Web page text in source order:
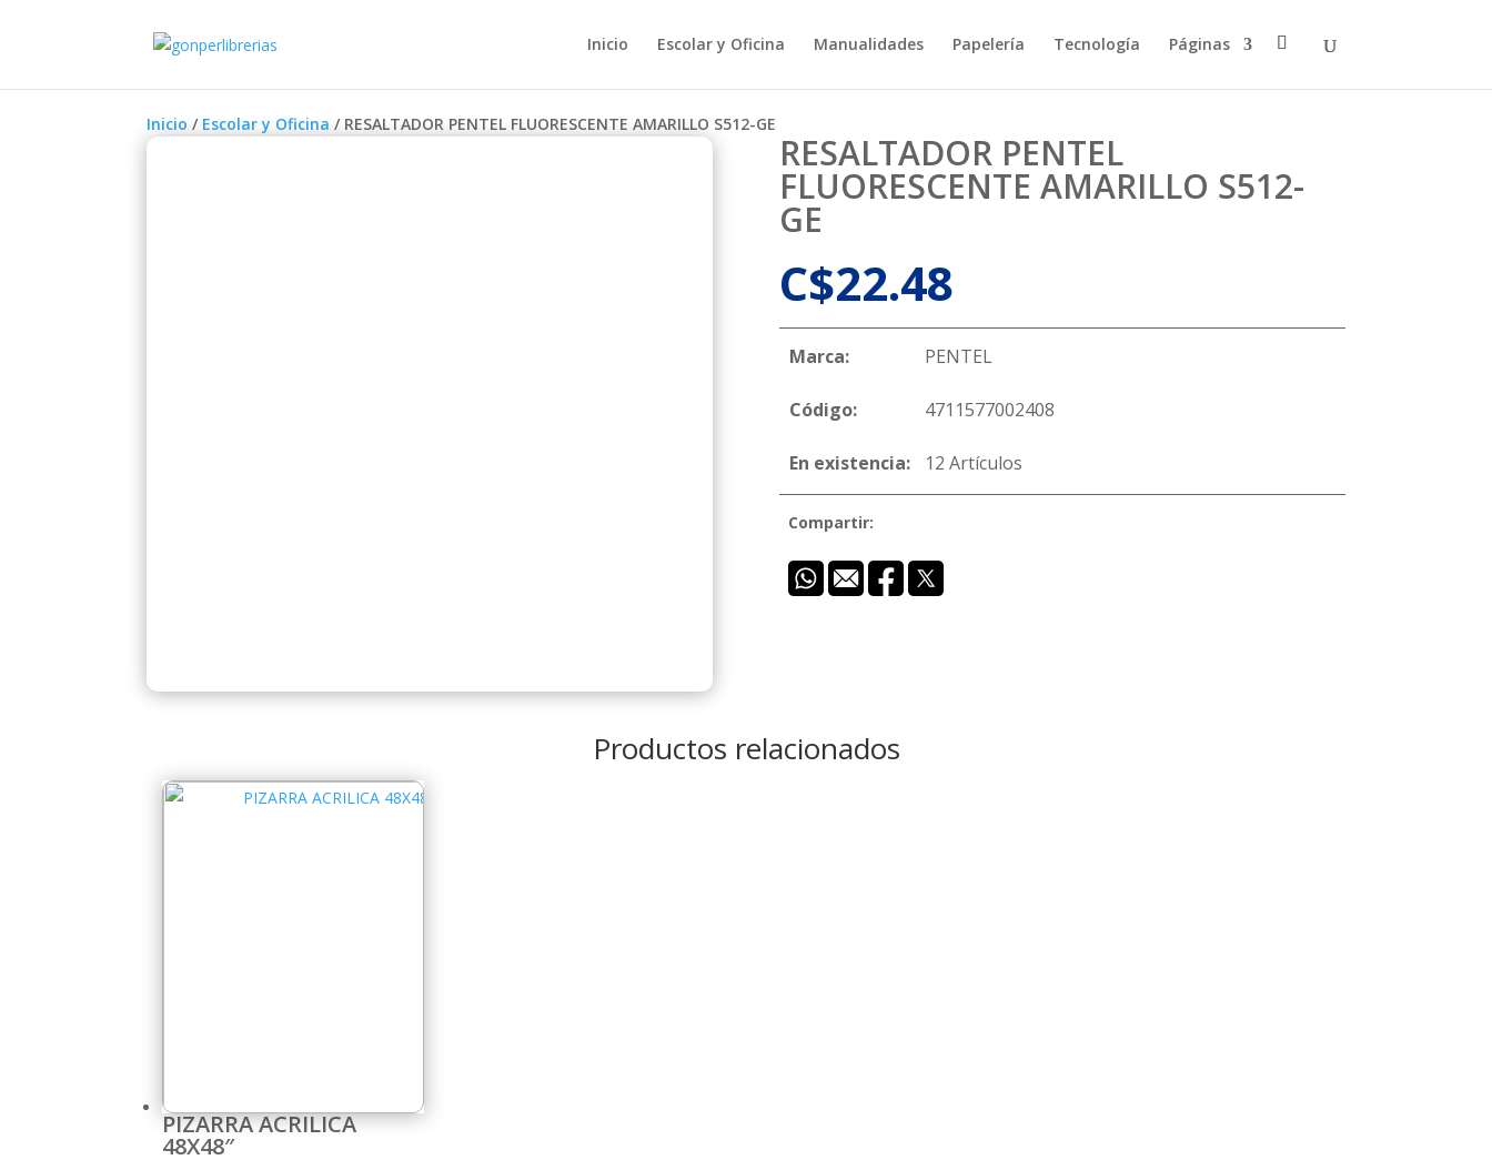
Inicio Escolar y Oficina Manualidades Papelería Tecnología Páginas
Inicio / Escolar y Oficina / RESALTADOR PENTEL FLUORESCENTE AMARILLO S512-GE
RESALTADOR PENTEL
FLUORESCENTE AMARILLO S512-
GE
C$22.48
Marca: PENTEL
Código: 4711577002408
En existencia: 12 Artículos
Compartir:
Productos relacionados
PIZARRA ACRILICA
48X48″